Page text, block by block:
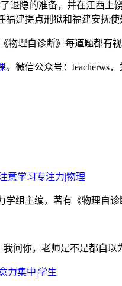
退隐的准备，并在江西
福建提点刑狱和福建安抚
物理自诊断》每道题都有
。微信公众号：teacherws
意学习专注力|物理
组主编，著有《物理自
我问你，老师是不是都自
力集中|学生